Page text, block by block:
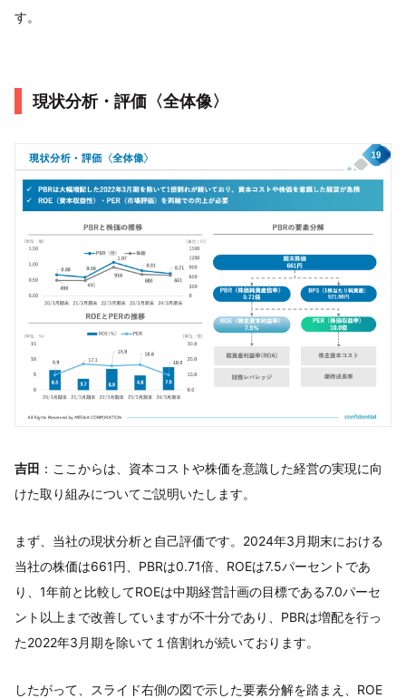
す。
現状分析・評価〈全体像〉
吉田 ：ここからは、資本コストや株価を意識した経営の実現に向
けた取り組みについてご説明いたします。
まず、当社の現状分析と自己評価です。2024年3月期末における
当社の株価は661円、PBRは0.71倍、ROEは7.5パーセントであ
り、1年前と比較してROEは中期経営計画の目標である7.0パーセ
ント以上まで改善していますが不十分であり、PBRは増配を行っ
た2022年3月期を除いて１倍割れが続いております。
したがって、スライド右側の図で示した要素分解を踏まえ、ROE